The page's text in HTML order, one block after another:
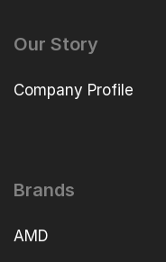
Our Story
Company Profile
Brands
AMD